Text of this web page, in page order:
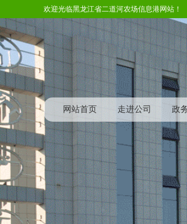
欢迎光临黑龙江省二道河农场信息港网站！
网站首页 走进公司 政